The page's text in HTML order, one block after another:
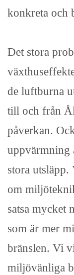
konkreta och
Det stora
de luftburna
till och från
påverkan.
uppvärmning
stora
om
satsa mycket
som är mer
bränslen. Vi
miljövänliga